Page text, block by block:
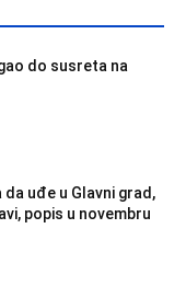
do susreta na
da uđe u Glavni grad,
popis u novembru